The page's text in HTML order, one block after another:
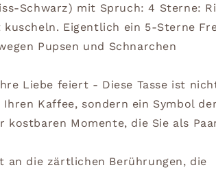
Schwarz) mit Spruch:4 Sterne:
Eigentlich ein 5-Sterne
Pupsen und Schnarchen
Liebe feiert - Diese Tasse ist
Kaffee, sondern ein Symbol
kostbaren Momente, die Sie als
an die zärtlichen Berührungen, die